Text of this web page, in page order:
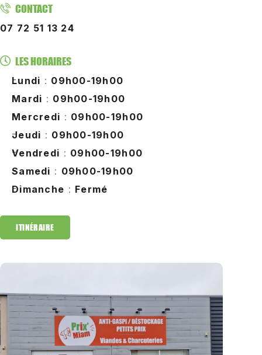
CONTACT
07 72 51 13 24
LES HORAIRES
Lundi : 09h00-19h00
Mardi : 09h00-19h00
Mercredi : 09h00-19h00
Jeudi : 09h00-19h00
Vendredi : 09h00-19h00
Samedi : 09h00-19h00
Dimanche : Fermé
ITINÉRAIRE